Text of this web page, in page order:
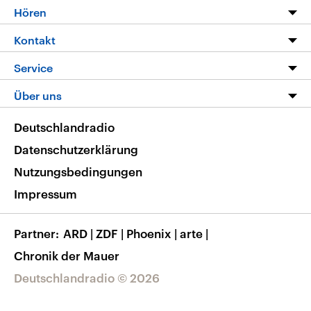
Programm
Die Nachrichten
Nachrichtenleicht
Neue Beiträge auf dlf.de
Hören
Livestream
Podcasts
Deutschlandfunk App
Nachrichten App
Frequenzen
Kontakt
Hörerservice
Service
FAQ
Veranstaltungen
Musikliste
RSS
Über uns
Barrierefreiheit
Deutschlandradio © 2026
Deutschlandradio
Datenschutzerklärung
Nutzungsbedingungen
Impressum
Partner ARD | ZDF | Phoenix | arte |
Chronik der Mauer